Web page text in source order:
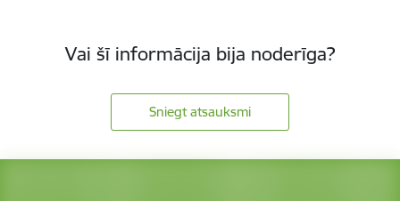
Vai šī informācija bija noderīga?
Sniegt atsauksmi